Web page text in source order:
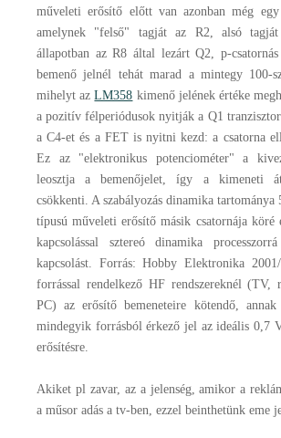
műveleti erősítő előtt van azonban még egy
amelynek "felső" tagját az R2, alsó
állapotban az R8 által lezárt Q2, p-
bemenő jelnél tehát marad a mintegy 100-
mihelyt azLM358 kimenő jelének értéke
a pozitív félperiódusok nyitják a Q1
a C4-et és a FET is nyitni kezd: a csatorna
Ez az "elektronikus potenciométer" a
leosztja a bemenőjelet, így a kimeneti
csökkenti. A szabályozás dinamika tartománya
típusú műveleti erősítő másik csatornája köré
kapcsolással sztereó dinamika
kapcsolást. Forrás: Hobby Elektronika
forrással rendelkező HF rendszereknél (TV,
PC) az erősítő bemeneteire kötendő, annak
mindegyik forrásból érkező jel az ideális 0,7
erősítésre.
Akiket pl zavar, az a jelenség, amikor a
a műsor adás a tv-ben, ezzel beinthetünk eme